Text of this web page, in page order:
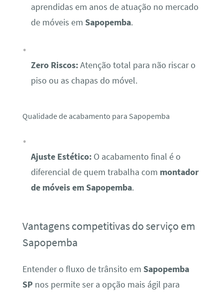
aprendidas em anos de atuação no mercado
de móveis em Sapopemba.
Zero Riscos:Atenção total para não riscar o
piso ou as chapas do móvel.
Qualidade de acabamento para Sapopemba
Ajuste Estético:O acabamento final é o
diferencial de quem trabalha com montador
de móveis em Sapopemba.
Vantagens competitivas do serviço em
Sapopemba
Entender o fluxo de trânsito em Sapopemba
SP nos permite ser a opção mais ágil para